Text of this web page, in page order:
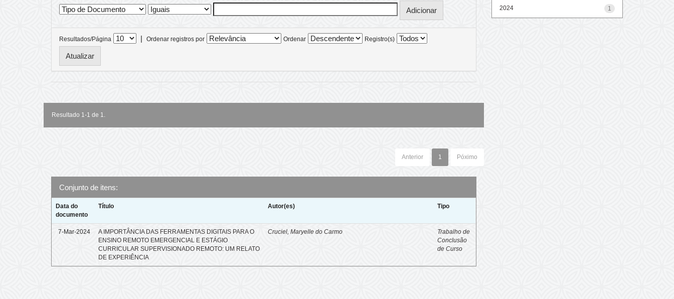
Resultados/Página | Ordenar registros por Ordenar Registro(s)
Resultado 1-1 de 1.
Anterior 1 Póximo
Conjunto de itens:
Data do
documento
Título Autor(es) Tipo
7-Mar-2024
A IMPORTÂNCIA DAS FERRAMENTAS DIGITAIS PARA O
ENSINO REMOTO EMERGENCIAL E ESTÁGIO
CURRICULAR SUPERVISIONADO REMOTO: UM RELATO
DE EXPERIÊNCIA
Cruciel, Maryelle do Carmo
Trabalho de
Conclusão
de Curso
1
2024